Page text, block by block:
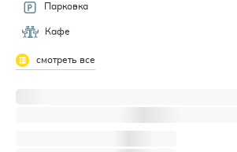
Парковка
Кафе
смотреть все